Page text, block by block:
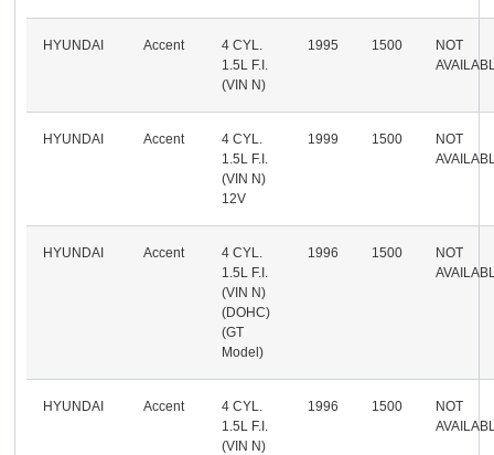
HYUNDAI Accent
4 CYL.
1.5L F.I.
(VIN N)
1995 1500
NOT
HYUNDAI Accent
4 CYL.
1.5L F.I.
(VIN N)
12V
1999 1500
NOT
HYUNDAI Accent
4 CYL.
1.5L F.I.
(VIN N)
(DOHC)
(GT
Model)
1996 1500
NOT
HYUNDAI Accent
4 CYL.
1.5L F.I.
(VIN N)
1996 1500
NOT